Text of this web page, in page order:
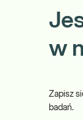
w
Zapisz
badań.